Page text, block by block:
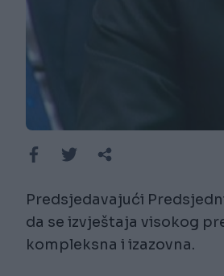
Predsjedavajući
da se izvještaja visokog
kompleksna i izazovna.